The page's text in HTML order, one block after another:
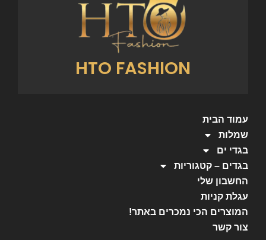
HTO FASHION
עמוד הבית
שמלות
בגדי ים
בגדים – קטגוריות
החשבון שלי
עגלת קניות
המוצרים הכי נמכרים באתר!
צור קשר